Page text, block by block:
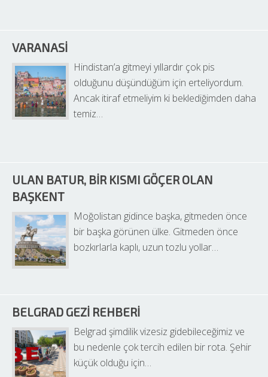
VARANASI
Hindistan’a gitmeyi yıllardır çok pis
olduğunu düşündüğüm için erteliyordum.
Ancak itiraf etmeliyim ki beklediğimden daha
temiz…
ULAN BATUR, BIR KISMI GÖÇER OLAN
BAŞKENT
Moğolistan gidince başka, gitmeden önce
bir başka görünen ülke. Gitmeden önce
bozkırlarla kaplı, uzun tozlu yollar…
BELGRAD GEZI REHBERI
Belgrad şimdilik vizesiz gidebileceğimiz ve
bu nedenle çok tercih edilen bir rota. Şehir
küçük olduğu için…